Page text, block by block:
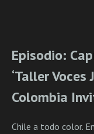
Episodio:
‘Taller
Colombia
Chile a todo color.